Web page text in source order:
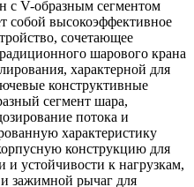
с V-образным сегментом
собой высокоэффективное
сочетающее
шарового крана
характерной для
конструктивные
сегмент шара,
потока и
характеристику
конструкцию для
устойчивости к нагрузкам,
зажимной рычаг для